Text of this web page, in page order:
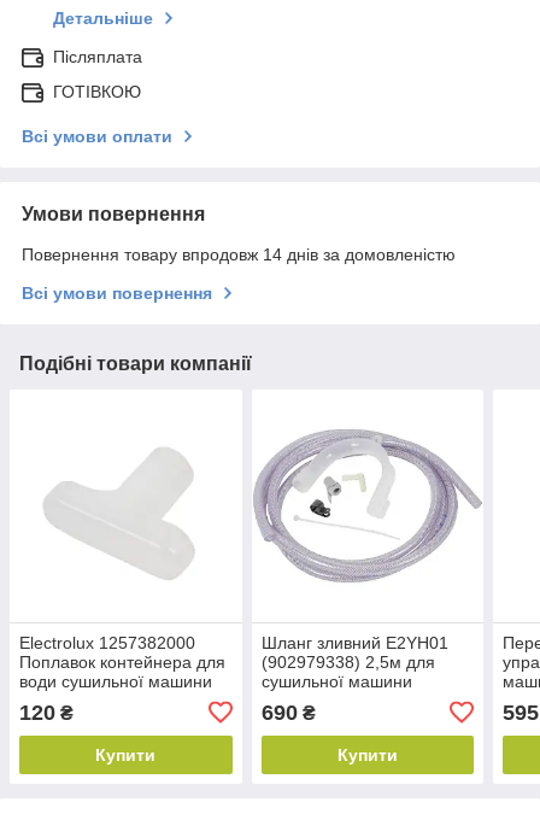
Детальніше
Післяплата
ГОТІВКОЮ
Всі умови оплати
Умови повернення
Повернення товару впродовж 14 днів за домовленістю
Всі умови повернення
Подібні товари компанії
Electrolux 1257382000
Поплавок контейнера для
води сушильної машини
120 ₴
Купити
Шланг зливний E2YH01
(902979338) 2,5м для
сушильної машини
690₴
Купити
595